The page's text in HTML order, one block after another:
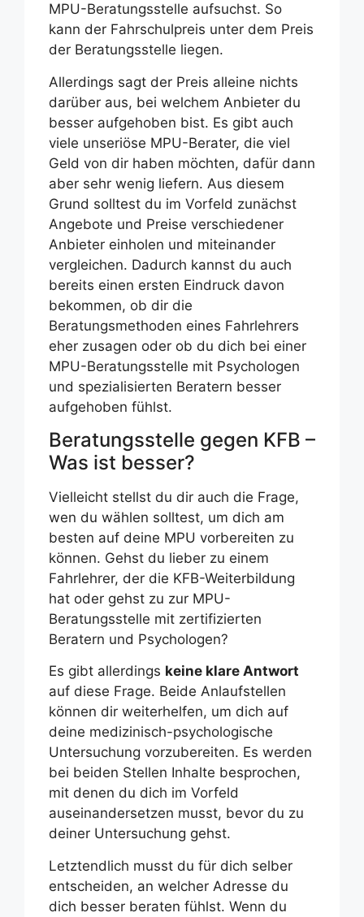
MPU-Beratungsstelle aufsuchst. So
kann der Fahrschulpreis unter dem Preis
der Beratungsstelle liegen.
Allerdings sagt der Preis alleine nichts
darüber aus, bei welchem Anbieter du
besser aufgehoben bist. Es gibt auch
viele unseriöse MPU-Berater, die viel
Geld von dir haben möchten, dafür dann
aber sehr wenig liefern. Aus diesem
Grund solltest du im Vorfeld zunächst
Angebote und Preise verschiedener
Anbieter einholen und miteinander
vergleichen. Dadurch kannst du auch
bereits einen ersten Eindruck davon
bekommen, ob dir die
Beratungsmethoden eines Fahrlehrers
eher zusagen oder ob du dich bei einer
MPU-Beratungsstelle mit Psychologen
und spezialisierten Beratern besser
aufgehoben fühlst.
Beratungsstelle gegen KFB –
Was ist besser?
Vielleicht stellst du dir auch die Frage,
wen du wählen solltest, um dich am
besten auf deine MPU vorbereiten zu
können. Gehst du lieber zu einem
Fahrlehrer, der die KFB-Weiterbildung
hat oder gehst zu zur MPU-
Beratungsstelle mit zertifizierten
Beratern und Psychologen?
Es gibt allerdings keine klare Antwort
auf diese Frage. Beide Anlaufstellen
können dir weiterhelfen, um dich auf
deine medizinisch-psychologische
Untersuchung vorzubereiten. Es werden
bei beiden Stellen Inhalte besprochen,
mit denen du dich im Vorfeld
auseinandersetzen musst, bevor du zu
deiner Untersuchung gehst.
Letztendlich musst du für dich selber
entscheiden, an welcher Adresse du
dich besser beraten fühlst. Wenn du